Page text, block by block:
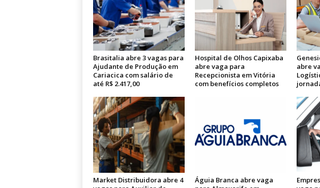
Brasitalia abre 3 vagas para
Ajudante de Produção em
Cariacica com salário de
até R$ 2.417,00
Hospital de Olhos Capixaba
abre vaga para
Recepcionista em Vitória
com benefícios completos
abre
Market Distribuidora abre 4
Águia Branca abre vaga